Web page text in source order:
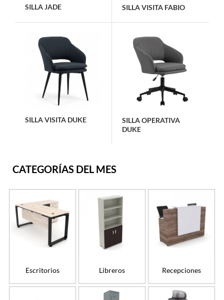
SILLA JADE SILLA VISITA FABIO
SILLA VISITA DUKE
SILLA OPERATIVA
DUKE
CATEGORÍAS DEL MES
Escritorios Libreros Recepciones